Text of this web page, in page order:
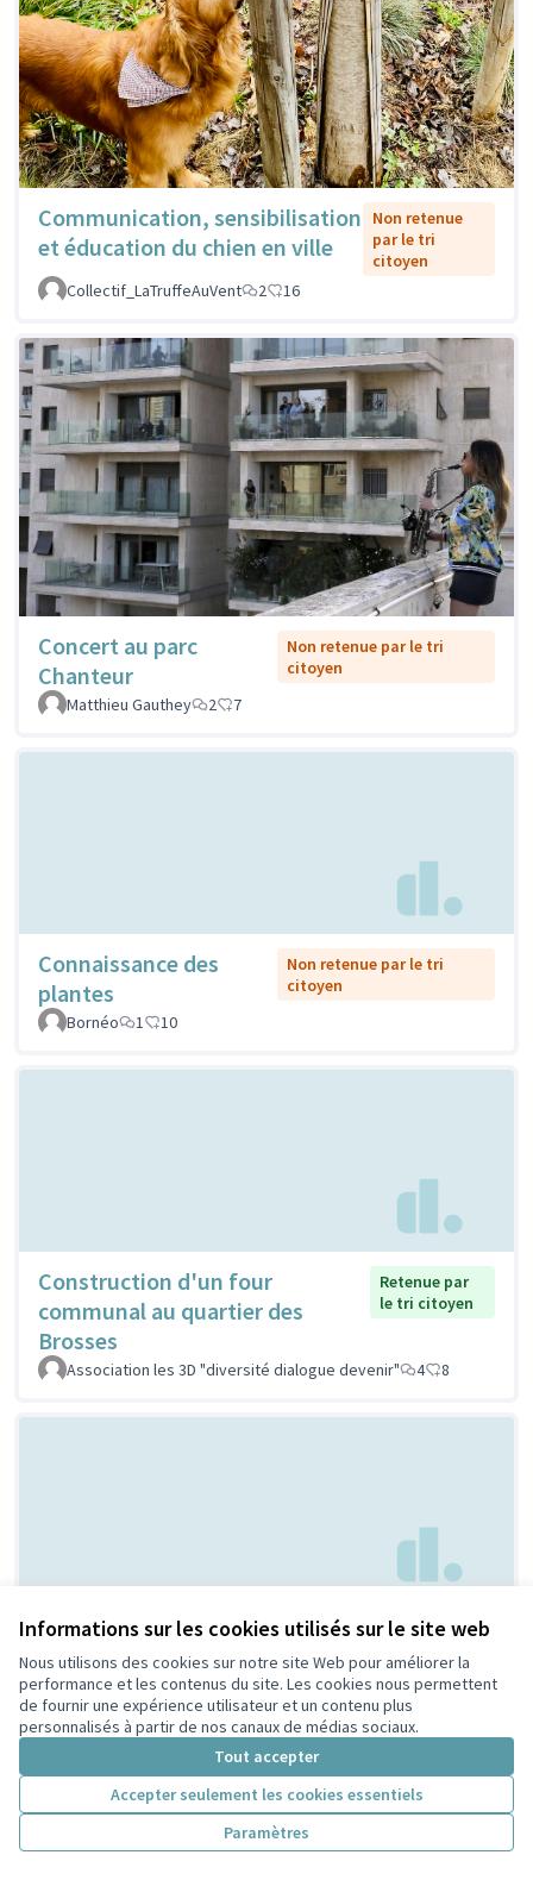
Informations sur les cookies utilisés sur le site web
Nous utilisons des cookies sur notre site Web pour améliorer la
performance et les contenus du site. Les cookies nous permettent
de fournir une expérience utilisateur et un contenu plus
personnalisés à partir de nos canaux de médias sociaux.
Tout accepter
Accepter seulement les cookies essentiels
Paramètres
Communication, sensibilisation
et éducation du chien en ville
Non retenue
par le tri
citoyen
Collectif_LaTruffeAuVent
2 16
Concert au parc
Chanteur
Non retenue par le tri
citoyen
Matthieu Gauthey
2 7
Connaissance des
plantes
Non retenue par le tri
citoyen
Bornéo
1 10
Construction d'un four
communal au quartier des
Brosses
Retenue par
le tri citoyen
Association les 3D "diversité dialogue devenir" 4 8
Creation d'espaces
jeunesse
Non retenue par le tri
Bouaziz
1 4